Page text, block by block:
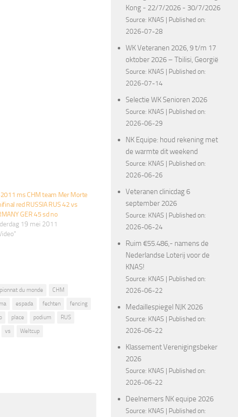
ms CHM team Mer Morte
red RUSSIA RUS 42 vs
GER 45 sd no
19 mei 2011
du monde
CHM
espada fechten
fencing
place podium
RUS
vs
Weltcup
Kong - 22/7/2026 - 30/7/2026
Source: KNAS
Published on:
2026-07-28
WK Veteranen 2026, 9 t/m 17
oktober 2026 – Tbilisi, Georgië
Source: KNAS
Published on:
2026-07-14
Selectie WK Senioren 2026
Source: KNAS
Published on:
2026-06-29
NK Equipe: houd rekening met
de warmte dit weekend
Source: KNAS
Published on:
2026-06-26
Veteranen clinicdag 6
september 2026
Source: KNAS
Published on:
2026-06-24
Ruim €55.486,- namens de
Nederlandse Loterij voor de
KNAS!
Source: KNAS
Published on:
2026-06-22
Medaillespiegel NJK 2026
Source: KNAS
Published on:
2026-06-22
Klassement Verenigingsbeker
2026
Source: KNAS
Published on:
2026-06-22
Deelnemers NK equipe 2026
Source: KNAS
Published on: